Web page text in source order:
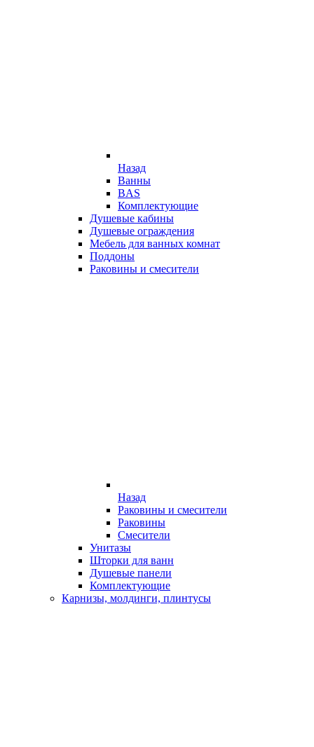
Назад
Ванны
BAS
Комплектующие
Душевые кабины
Душевые ограждения
Мебель для ванных комнат
Поддоны
Раковины и смесители
Назад
Раковины и смесители
Раковины
Смесители
Унитазы
Шторки для ванн
Душевые панели
Комплектующие
Карнизы, молдинги, плинтусы